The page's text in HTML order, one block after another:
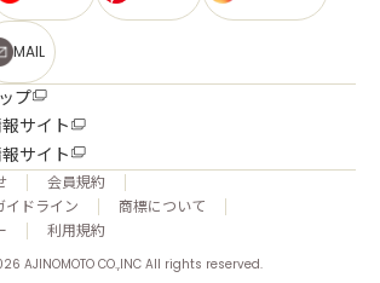
MAIL
プ
サイト
サイト
会員規約
イドライン
商標について
利用規約
AJINOMOTO CO.,INC All rights reserved.